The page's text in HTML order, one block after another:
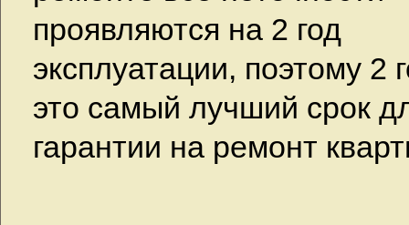
проявляются на 2 год
эксплуатации, поэтому 2
это самый лучший срок
гарантии на ремонт